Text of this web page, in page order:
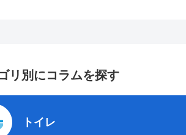
リ別にコラムを探す
トイレ